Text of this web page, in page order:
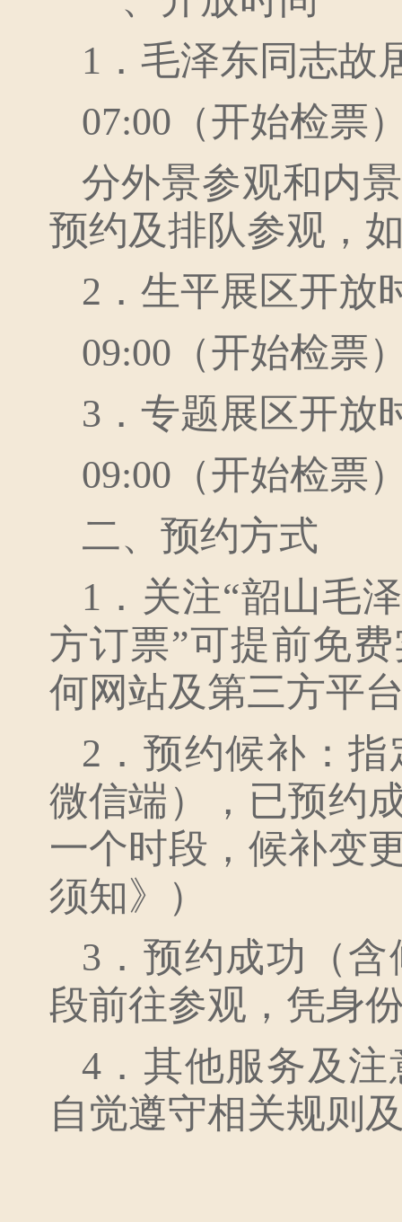
1．毛泽东同志故
07:00（开始检票
分外景参观和内
预约及排队参观，
2．生平展区开放
09:00（开始检票
3．专题展区开放
09:00（开始检票
二、预约方式
1．关注“韶山毛
方订票”可提前免
何网站及第三方平
2．预约候补：
微信端），已预约
一个时段，候补变
须知》）
3．预约成功（
段前往参观，凭身
4．其他服务及
自觉遵守相关规则